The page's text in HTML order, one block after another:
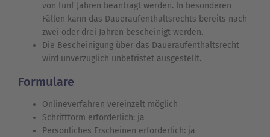
von fünf Jahren beantragt werden. In besonderen
Fällen kann das Daueraufenthaltsrechts bereits nach
zwei oder drei Jahren bescheinigt werden.
Die Bescheinigung über das Daueraufenthaltsrecht
wird unverzüglich unbefristet ausgestellt.
Formulare
Onlineverfahren vereinzelt möglich
Schriftform erforderlich: ja
Persönliches Erscheinen erforderlich: ja